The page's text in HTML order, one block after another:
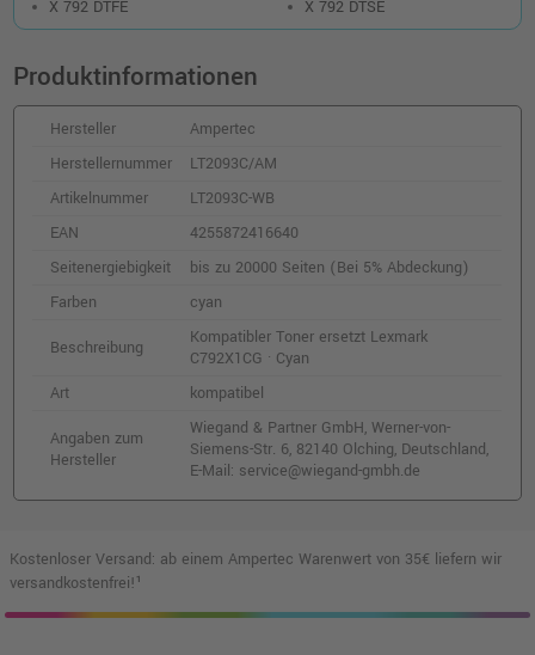
Kompatibler Toner ersetzt Lexmark
o. MwSt.98,31 €
116,99 €
inkl. MwSt.zzgl. Versand
shopping_cart
Kompatibler Toner ersetzt Lexmark
273,99 € shopping_cart
Kompatibler Toner ersetzt Lexmark
C792A1YG · Gelb
63,86 €
75,99 €
inkl. MwSt.zzgl. Versand
shopping_cart
o. MwSt. 230,24 €
inkl. MwSt.zzgl. Versand
X 792 DTFE
X 792 DTSE
Produktinformationen
Hersteller
Ampertec
Herstellernummer
LT2093C/AM
Artikelnummer
LT2093C-WB
EAN
4255872416640
Seitenergiebigkeit
bis zu 20000 Seiten (Bei 5% Abdeckung)
Farben
cyan
Beschreibung
Kompatibler Toner ersetzt Lexmark
C792X1CG · Cyan
Art
kompatibel
Angaben zum
Hersteller
Wiegand & Partner GmbH, Werner-von-
Siemens-Str. 6, 82140 Olching, Deutschland,
E-Mail: service@wiegand-gmbh.de
Kostenloser Versand: ab einem Ampertec Warenwert von 35€ liefern wir
versandkostenfrei!¹